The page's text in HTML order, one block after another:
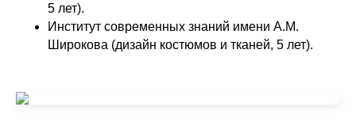
5 лет).
Институт современных знаний имени А.М.
Широкова (дизайн костюмов и тканей, 5 лет).